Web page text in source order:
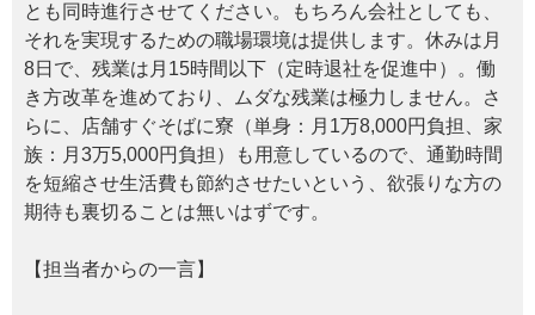
とも同時進行させてください。もちろん会社としても、
それを実現するための職場環境は提供します。休みは月
8日で、残業は月15時間以下（定時退社を促進中）。働
き方改革を進めており、ムダな残業は極力しません。さ
らに、店舗すぐそばに寮（単身：月1万8,000円負担、家
族：月3万5,000円負担）も用意しているので、通勤時間
を短縮させ生活費も節約させたいという、欲張りな方の
期待も裏切ることは無いはずです。
【担当者からの一言】